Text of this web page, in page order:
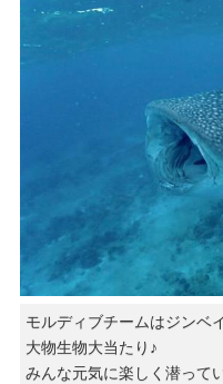
モルディブチームはジンベ
大物生物大当たり♪
みんな元気に楽しく潜って